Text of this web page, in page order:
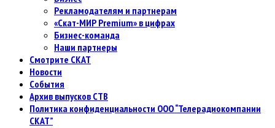
Рекламодателям и партнерам
«Скат-МИР Premium» в цифрах
Бизнес-команда
Наши партнеры
Смотрите СКАТ
Новости
События
Архив выпусков СТВ
Политика конфиденциальности ООО “Телерадиокомпании
СКАТ”